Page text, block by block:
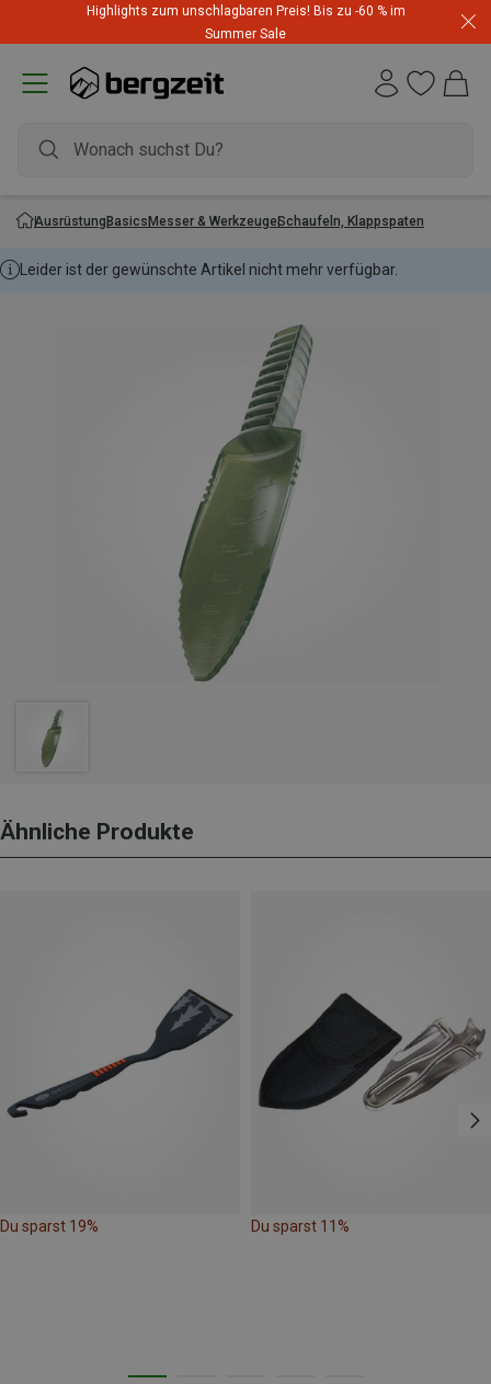
Highlights zum unschlagbaren Preis! Bis zu -60 % im
Summer Sale
AusrüstungBasicsMesser & WerkzeugeSchaufeln, Klappspaten
Leider ist der gewünschte Artikel nicht mehr verfügbar.
Ähnliche Produkte
Du sparst 19% Du sparst 11%